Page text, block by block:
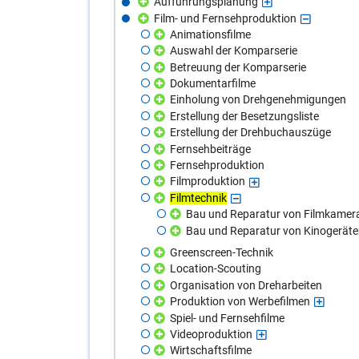
Film- und Fernsehproduktion
Animationsfilme
Auswahl der Komparserie
Betreuung der Komparserie
Dokumentarfilme
Einholung von Drehgenehmigungen
Erstellung der Besetzungsliste
Erstellung der Drehbuchauszüge
Fernsehbeiträge
Fernsehproduktion
Filmproduktion
Filmtechnik
Bau und Reparatur von
Bau und Reparatur von
Greenscreen-Technik
Location-Scouting
Organisation von Dreharbeiten
Produktion von Werbefilmen
Spiel- und Fernsehfilme
Videoproduktion
Wirtschaftsfilme